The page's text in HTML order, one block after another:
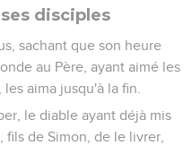
disciples
sachant que son heure
au Père, ayant aimé les
aima jusqu'à la fin.
le diable ayant déjà mis
fils de Simon, de le livrer,